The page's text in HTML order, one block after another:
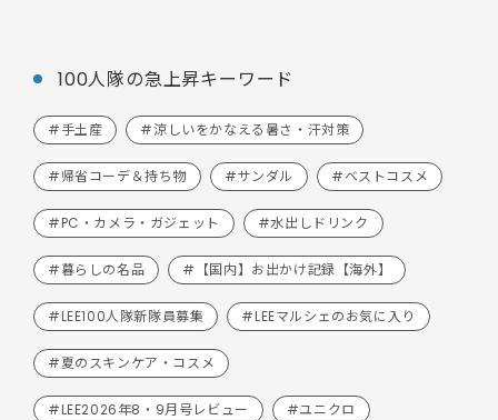
100人隊の急上昇キーワード
#手土産 #涼しいをかなえる暑さ・汗対策
#帰省コーデ＆持ち物 #サンダル #ベストコスメ
#PC・カメラ・ガジェット #水出しドリンク
#暮らしの名品 #【国内】お出かけ記録【海外】
#LEE100人隊新隊員募集 #LEEマルシェのお気に入り
#夏のスキンケア・コスメ
#LEE2026年8・9月号レビュー #ユニクロ